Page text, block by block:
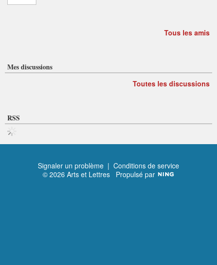
Tous les amis
Mes discussions
Toutes les discussions
RSS
Signaler un problème | Conditions de service
© 2026 Arts et Lettres Propulsé par